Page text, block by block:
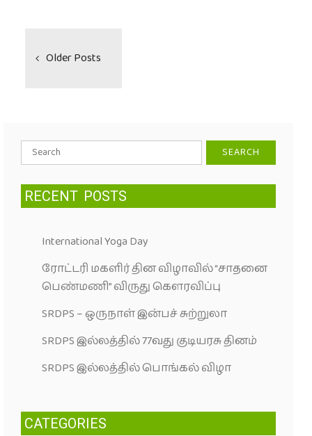
Older Posts
Search
for:
RECENT POSTS
International Yoga Day
ரோட்டரி மகளிர் தின விழாவில் “சாதனை
பெண்மணி” விருது கெளரவிப்பு
SRDPS – ஒருநாள் இன்பச் சுற்றுலா
SRDPS இல்லத்தில் 77வது குடியரசு தினம்
SRDPS இல்லத்தில் பொங்கல் விழா
CATEGORIES